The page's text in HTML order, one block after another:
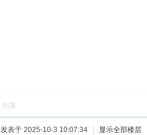
回复
发表于 2025-10-3 10:07:34 显示全部楼层